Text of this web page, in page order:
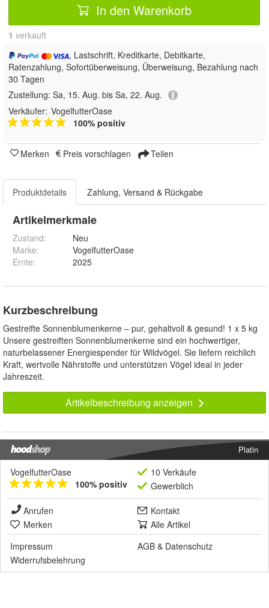
In den Warenkorb
1 verkauft
, Lastschrift, Kreditkarte, Debitkarte,
Ratenzahlung, Sofortüberweisung, Überweisung, Bezahlung nach
30 Tagen
Zustellung: Sa, 15. Aug. bis Sa, 22. Aug.
Verkäufer: VogelfutterOase
100% positiv
Merken Preis vorschlagen Teilen
Produktdetails Zahlung, Versand & Rückgabe
Artikelmerkmale
Zustand:
Neu
Marke:
VogelfutterOase
Ernte: 2025
Kurzbeschreibung
Gestreifte Sonnenblumenkerne – pur, gehaltvoll & gesund! 1 x 5 kg
Unsere gestreiften Sonnenblumenkerne sind ein hochwertiger,
naturbelassener Energiespender für Wildvögel. Sie liefern reichlich
Kraft, wertvolle Nährstoffe und unterstützen Vögel ideal in jeder
Jahreszeit.
Artikelbeschreibung anzeigen
Platin
VogelfutterOase
100% positiv
10 Verkäufe
Gewerblich
Anrufen
Kontakt
Merken
Alle Artikel
Impressum
AGB & Datenschutz
Widerrufsbelehrung